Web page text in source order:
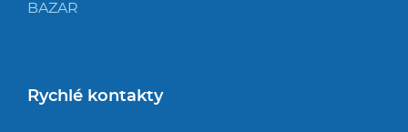
BAZAR
Rychlé kontakty